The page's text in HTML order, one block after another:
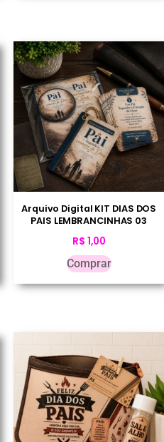
Arquivo Digital KIT DIAS DOS
PAIS LEMBRANCINHAS 03
R$ 1,00
Comprar